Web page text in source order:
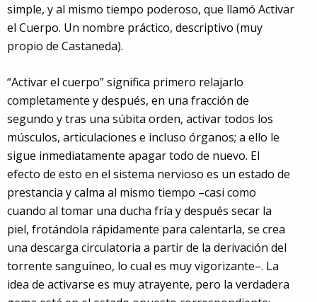
simple, y al mismo tiempo poderoso, que llamó Activar
el Cuerpo. Un nombre práctico, descriptivo (muy
propio de Castaneda).
“Activar el cuerpo” significa primero relajarlo
completamente y después, en una fracción de
segundo y tras una súbita orden, activar todos los
músculos, articulaciones e incluso órganos; a ello le
sigue inmediatamente apagar todo de nuevo. El
efecto de esto en el sistema nervioso es un estado de
prestancia y calma al mismo tiempo –casi como
cuando al tomar una ducha fría y después secar la
piel, frotándola rápidamente para calentarla, se crea
una descarga circulatoria a partir de la derivación del
torrente sanguíneo, lo cual es muy vigorizante–. La
idea de activarse es muy atrayente, pero la verdadera